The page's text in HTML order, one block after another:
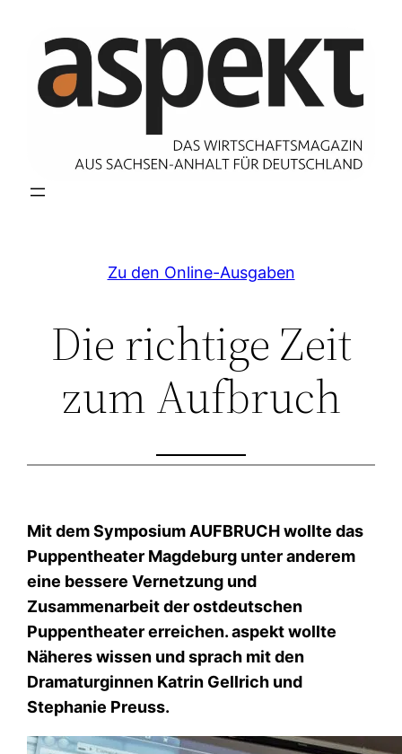
Inhalt
springen
Zu den Online-Ausgaben
Die richtige Zeit
zum Aufbruch
Mit dem Symposium AUFBRUCH wollte das
Puppentheater Magdeburg unter anderem
eine bessere Vernetzung und
Zusammenarbeit der ostdeutschen
Puppentheater erreichen. aspekt wollte
Näheres wissen und sprach mit den
Dramaturginnen Katrin Gellrich und
Stephanie Preuss.